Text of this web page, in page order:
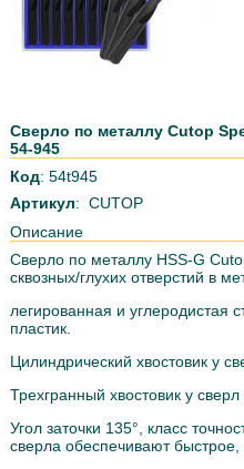
Сверло по металлу Cutop
54-945
Код: 54t945
Артикул: CUTOP
Описание
Сверло по металлу HSS-G
сквозных/глухих отверстий в
легированная и углеродистая
пластик.
Цилиндрический хвостовик у
Трехгранный хвостовик у
Угол заточки 135°, класс
сверла обеспечивают